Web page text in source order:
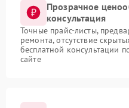
Прозрачное
консультация
Точные прайс-листы,
ремонта, отсутствие
бесплатной консультации
сайте